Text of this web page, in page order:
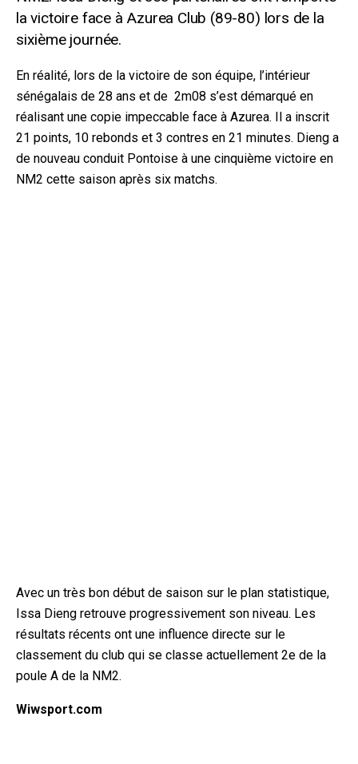
la victoire face à Azurea Club (89-80) lors de la
sixième journée.
En réalité, lors de la victoire de son équipe, l’intérieur
sénégalais de 28 ans et de 2m08 s’est démarqué en
réalisant une copie impeccable face à Azurea. Il a inscrit
21 points, 10 rebonds et 3 contres en 21 minutes. Dieng a
de nouveau conduit Pontoise à une cinquième victoire en
NM2 cette saison après six matchs.
Avec un très bon début de saison sur le plan statistique,
Issa Dieng retrouve progressivement son niveau. Les
résultats récents ont une influence directe sur le
classement du club qui se classe actuellement 2e de la
poule A de la NM2.
Wiwsport.com